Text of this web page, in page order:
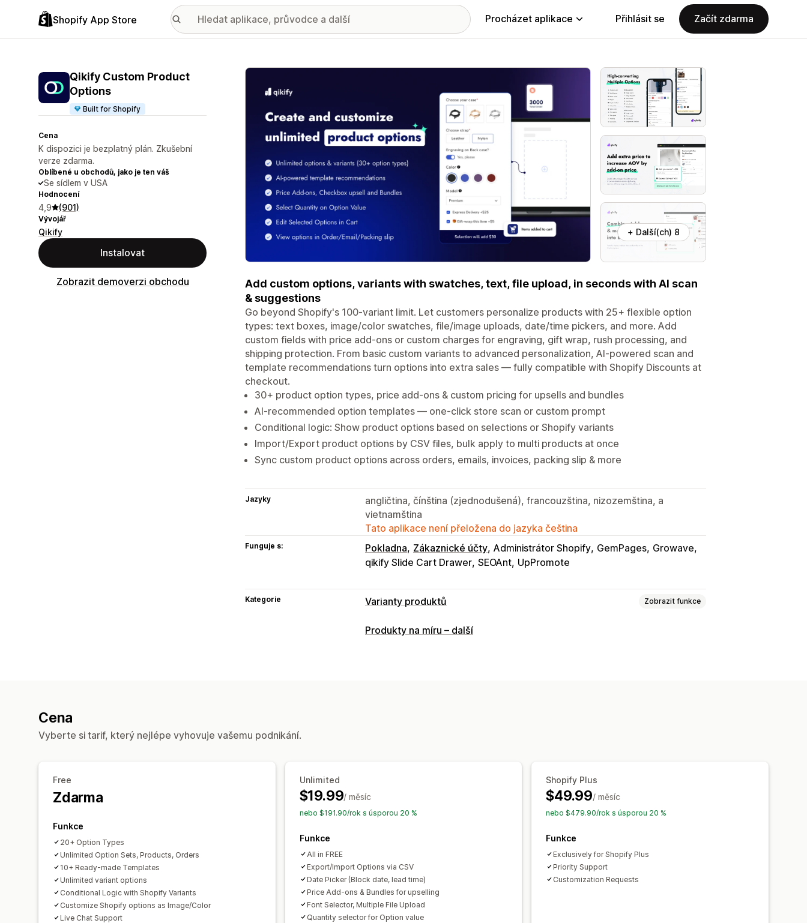
Shopify App Store Procházet aplikace Přihlásit se Začít zdarma
Qikify Custom Product
Options
Built for Shopify
Cena
K dispozici je bezplatný plán. Zkušební
verze zdarma.
Oblíbené u obchodů, jako je ten váš
Se sídlem v USA
Hodnocení
4,9 (901)
Vývojář
Qikify
Instalovat
Zobrazit demoverzi obchodu
Galerie propagovaných obrázků
+ Další(ch) 8
Add custom options, variants with swatches, text, file upload, in seconds with AI scan
& suggestions
Go beyond Shopify's 100-variant limit. Let customers personalize products with 25+ flexible option
types: text boxes, image/color swatches, file/image uploads, date/time pickers, and more. Add
custom fields with price add-ons or custom charges for engraving, gift wrap, rush processing, and
shipping protection. From basic custom variants to advanced personalization, AI-powered scan and
template recommendations turn options into extra sales — fully compatible with Shopify Discounts at
checkout.
30+ product option types, price add-ons & custom pricing for upsells and bundles
AI-recommended option templates — one-click store scan or custom prompt
Conditional logic: Show product options based on selections or Shopify variants
Import/Export product options by CSV files, bulk apply to multi products at once
Sync custom product options across orders, emails, invoices, packing slip & more
Jazyky
angličtina, čínština (zjednodušená), francouzština, nizozemština, a
vietnamština
Tato aplikace není přeložena do jazyka čeština
Funguje s: Pokladna Zákaznické účty Administrátor Shopify GemPages Growave
qikify Slide Cart Drawer SEOAnt UpPromote
Kategorie Varianty produktů Zobrazit funkce
Přizpůsobení
Skrytí produktů, které nejsou skladem
Automatické aktualizace
Produkty na míru – další
Cena
Vyberte si tarif, který nejlépe vyhovuje vašemu podnikání.
Free
Zdarma
Funkce
20+ Option Types
Unlimited Option Sets, Products, Orders
10+ Ready-made Templates
Unlimited variant options
Conditional Logic with Shopify Variants
Customize Shopify options as Image/Color
Live Chat Support
Unlimited
$19.99/ měsíc
nebo $191.90/rok s úsporou 20 %
Funkce
All in FREE
Export/Import Options via CSV
Date Picker (Block date, lead time)
Price Add-ons & Bundles for upselling
Font Selector, Multiple File Upload
Quantity selector for Option value
Shopify Plus
$49.99/ měsíc
nebo $479.90/rok s úsporou 20 %
Funkce
Exclusively for Shopify Plus
Priority Support
Customization Requests